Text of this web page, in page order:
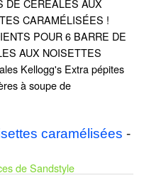
DE CÉRÉALES AUX
CARAMÉLISÉES !
POUR 6 BARRE DE
AUX NOISETTES
Kellogg's Extra pépites
à soupe de
caramélisées -
de Sandstyle